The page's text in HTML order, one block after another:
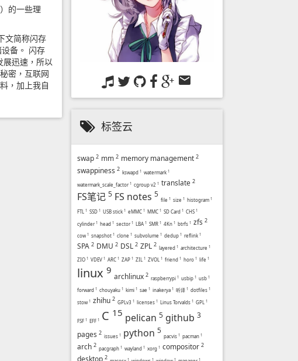
的一些理
文简称闪存
备。 闪存
展迅速，所以
密，互联网
，加上我自
标签云
swap 2 mm 2 memory management 2
swappiness 2 kswapd 1 watermark 1
watermark_scale_factor 1 cgroup v2 1 translate 2
FS笔记 5 FS notes 5
file 1 size 1 histogram 1
FTL 1 SSD 1 USB stick 1 eMMC 1 MMC 1 SD Card 1 CHS 1
cylinder 1 head 1 sector 1 LBA 1 SMR 1 4Kn 1 btrfs 1 zfs 2
cow 1 snapshot 1 clone 1 subvolume 1 dedup 1 reflink 1
SPA 2 DMU 2 DSL 2 ZPL 2 layered 1 architecture 1
ZIO 1 VDEV 1 ARC 1 ZAP 1 ZIL 1 ZVOL 1 friend 1 horo 1 life 1
linux 9
archlinux 2 raspberrypi 1 usbip 1 usb 1
forward 1 chouyaku 1 kimi 1 sae 1 inakerya 1 听译 1 dotfiles 1
stow 1 zhihu 2 GPLv3 1 licenses 1 Linus Torvalds 1 GPL 1
FSF 1 EFF 1 C 15 pelican 5 github 3
pages 2 issues 1 python 5
pacvis 1 pacman 1
arch 2 pacgraph 1 wayland 1 xorg 1 compositor 2
2 1 1 1 1